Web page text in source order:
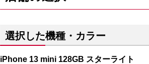
選択した機種・カラー
iPhone 13 mini 128GB スターライト